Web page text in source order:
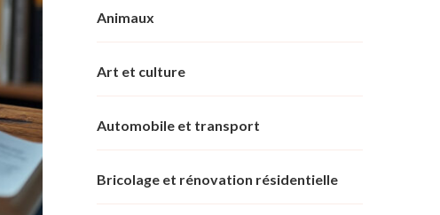
Animaux
Art et culture
Automobile et transport
Bricolage et rénovation résidentielle